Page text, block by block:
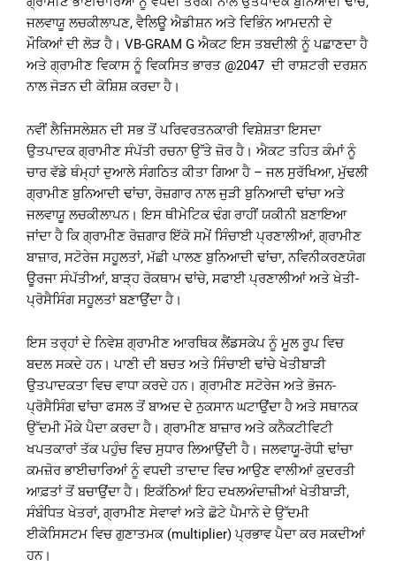
ਜਲਵਾਯੂ ਲਚਕੀਲਾਪਣ, ਵੈਲਿਊ ਐਡੀਸ਼ਨ ਅਤੇ ਵਿਭਿੰਨ ਆਮਦਨੀ ਦੇ
ਮੌਕਿਆਂ ਦੀ ਲੋੜ ਹੈ। VB-GRAM G ਐਕਟ ਇਸ ਤਬਦੀਲੀ ਨੂੰ ਪਛਾਣਦਾ ਹੈ
ਅਤੇ ਗ੍ਰਾਮੀਣ ਵਿਕਾਸ ਨੂੰ ਵਿਕਸਿਤ ਭਾਰਤ @2047 ਦੀ ਰਾਸ਼ਟਰੀ ਦਰਸ਼ਨ
ਨਾਲ ਜੋੜਨ ਦੀ ਕੋਸ਼ਿਸ਼ ਕਰਦਾ ਹੈ।
ਨਵੀਂ ਲੈਜਿਸਲੇਸ਼ਨ ਦੀ ਸਭ ਤੋਂ ਪਰਿਵਰਤਨਕਾਰੀ ਵਿਸ਼ੇਸ਼ਤਾ ਇਸਦਾ
ਉਤਪਾਦਕ ਗ੍ਰਾਮੀਣ ਸੰਪੱਤੀ ਰਚਨਾ ਉੱਤੇ ਜ਼ੋਰ ਹੈ। ਐਕਟ ਤਹਿਤ ਕੰਮਾਂ ਨੂੰ
ਚਾਰ ਵੱਡੇ ਥੰਮ੍ਹਾਂ ਦੁਆਲੇ ਸੰਗਠਿਤ ਕੀਤਾ ਗਿਆ ਹੈ – ਜਲ ਸੁਰੱਖਿਆ, ਮੁੱਢਲੀ
ਗ੍ਰਾਮੀਣ ਬੁਨਿਆਦੀ ਢਾਂਚਾ, ਰੋਜ਼ਗਾਰ ਨਾਲ ਜੁੜੀ ਬੁਨਿਆਦੀ ਢਾਂਚਾ ਅਤੇ
ਜਲਵਾਯੂ ਲਚਕੀਲਾਪਨ। ਇਸ ਥੀਮੇਟਿਕ ਢੰਗ ਰਾਹੀਂ ਯਕੀਨੀ ਬਣਾਇਆ
ਜਾਂਦਾ ਹੈ ਕਿ ਗ੍ਰਾਮੀਣ ਰੋਜ਼ਗਾਰ ਇੱਕੋ ਸਮੇਂ ਸਿੰਚਾਈ ਪ੍ਰਣਾਲੀਆਂ, ਗ੍ਰਾਮੀਣ
ਬਾਜ਼ਾਰ, ਸਟੋਰੇਜ ਸਹੂਲਤਾਂ, ਮੱਛੀ ਪਾਲਣ ਬੁਨਿਆਦੀ ਢਾਂਚਾ, ਨਵਿਨੀਕਰਣਯੋਗ
ਊਰਜਾ ਸੰਪੱਤੀਆਂ, ਬਾੜ੍ਹ ਰੋਕਥਾਮ ਢਾਂਚੇ, ਸਫਾਈ ਪ੍ਰਣਾਲੀਆਂ ਅਤੇ ਖੇਤੀ-
ਪ੍ਰੋਸੈਸਿੰਗ ਸਹੂਲਤਾਂ ਬਣਾਉਂਦਾ ਹੈ।
ਇਸ ਤਰ੍ਹਾਂ ਦੇ ਨਿਵੇਸ਼ ਗ੍ਰਾਮੀਣ ਆਰਥਿਕ ਲੈਂਡਸਕੇਪ ਨੂੰ ਮੂਲ ਰੂਪ ਵਿਚ
ਬਦਲ ਸਕਦੇ ਹਨ। ਪਾਣੀ ਦੀ ਬਚਤ ਅਤੇ ਸਿੰਚਾਈ ਢਾਂਚੇ ਖੇਤੀਬਾੜੀ
ਉਤਪਾਦਕਤਾ ਵਿਚ ਵਾਧਾ ਕਰਦੇ ਹਨ। ਗ੍ਰਾਮੀਣ ਸਟੋਰੇਜ ਅਤੇ ਭੋਜਨ-
ਪ੍ਰੋਸੈਸਿੰਗ ਢਾਂਚਾ ਫਸਲ ਤੋਂ ਬਾਅਦ ਦੇ ਨੁਕਸਾਨ ਘਟਾਉਂਦਾ ਹੈ ਅਤੇ ਸਥਾਨਕ
ਉੱਦਮੀ ਮੌਕੇ ਪੈਦਾ ਕਰਦਾ ਹੈ। ਗ੍ਰਾਮੀਣ ਬਾਜ਼ਾਰ ਅਤੇ ਕਨੈਕਟੀਵਿਟੀ
ਖਪਤਕਾਰਾਂ ਤੱਕ ਪਹੁੰਚ ਵਿਚ ਸੁਧਾਰ ਲਿਆਉਂਦੀ ਹੈ। ਜਲਵਾਯੂ-ਰੋਧੀ ਢਾਂਚਾ
ਕਮਜ਼ੋਰ ਭਾਈਚਾਰਿਆਂ ਨੂੰ ਵਧਦੀ ਤਾਦਾਦ ਵਿਚ ਆਉਣ ਵਾਲੀਆਂ ਕੁਦਰਤੀ
ਆਫ਼ਤਾਂ ਤੋਂ ਬਚਾਉਂਦਾ ਹੈ। ਇਕੱਠਿਆਂ ਇਹ ਦਖਲਅੰਦਾਜ਼ੀਆਂ ਖੇਤੀਬਾੜੀ,
ਸੰਬੰਧਿਤ ਖੇਤਰਾਂ, ਗ੍ਰਾਮੀਣ ਸੇਵਾਵਾਂ ਅਤੇ ਛੋਟੇ ਪੈਮਾਨੇ ਦੇ ਉੱਦਮੀ
ਈਕੋਸਿਸਟਮ ਵਿਚ ਗੁਣਾਤਮਕ (multiplier) ਪ੍ਰਭਾਵ ਪੈਦਾ ਕਰ ਸਕਦੀਆਂ
ਹਨ।